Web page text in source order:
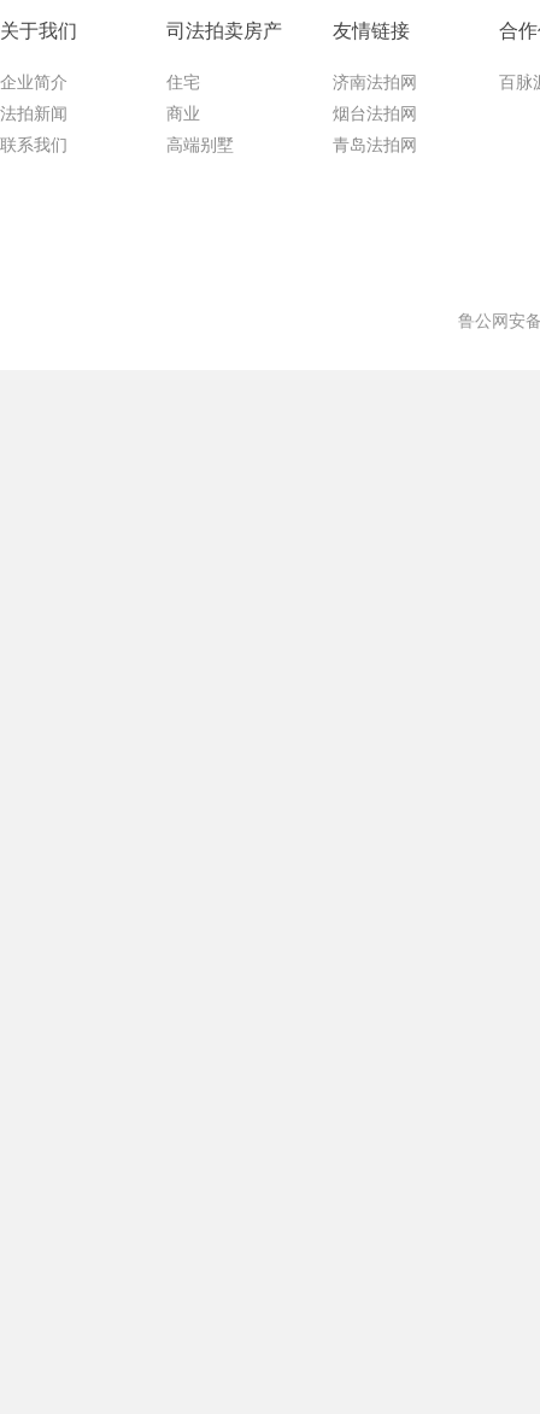
关于我们
企业简介
法拍新闻
联系我们
司法拍卖房产
住宅
商业
高端别墅
友情链接
济南法拍网
烟台法拍网
青岛法拍网
合
百脉
鲁公网安